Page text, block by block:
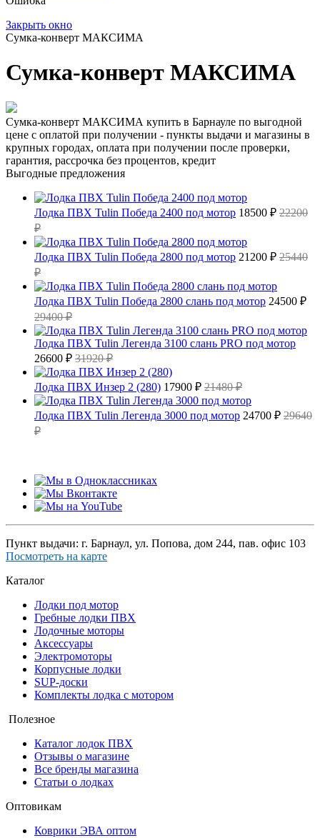
Закрыть окно
Сумка-конверт МАКСИМА
Сумка-конверт МАКСИМА
Сумка-конверт МАКСИМА купить в Барнауле по выгодной
цене с оплатой при получении - пункты выдачи и магазины в
крупных городах, оплата при получении после проверки,
гарантия, рассрочка без процентов, кредит
Выгодные предложения
Лодка ПВХ Tulin Победа 2400 под мотор 18500 ₽ 22200
₽
Лодка ПВХ Tulin Победа 2800 под мотор 21200 ₽ 25440
₽
Лодка ПВХ Tulin Победа 2800 слань под мотор 24500 ₽
29400 ₽
Лодка ПВХ Tulin Легенда 3100 слань PRO под мотор
26600 ₽ 31920 ₽
Лодка ПВХ Инзер 2 (280) 17900 ₽ 21480 ₽
Лодка ПВХ Tulin Легенда 3000 под мотор 24700 ₽ 29640
₽
Пункт выдачи: г. Барнаул, ул. Попова, дом 244, пав. офис 103
Посмотреть на карте
Каталог
Лодки под мотор
Гребные лодки ПВХ
Лодочные моторы
Аксессуары
Электромоторы
Корпусные лодки
SUP-доски
Комплекты лодка с мотором
Полезное
Каталог лодок ПВХ
Отзывы о магазине
Все бренды магазина
Статьи о лодках
Оптовикам
Коврики ЭВА оптом